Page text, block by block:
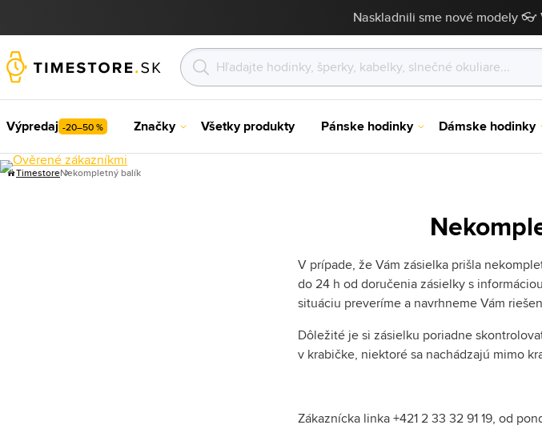
Naskladnili sme nové modely
Výpredaj -20–50 % Značky Všetky produkty Pánske hodinky Dámske hodinky
TimestoreNekompletný balík
V prípade, že Vám zásielka prišla
do 24 h od doručenia zásielky s
situáciu preveríme a navrhneme Vám
Dôležité je si zásielku poriadne
v krabičke, niektoré sa nachádzajú mimo
Zákaznícka linka +421 2 33 32 91 19, od